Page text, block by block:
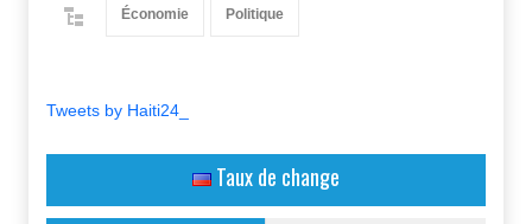
Économie Politique
Tweets by Haiti24_
Taux de change